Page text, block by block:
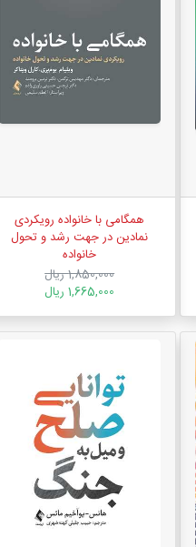
همگامی با خانواده رویکردی
نمادین در جهت رشد و تحول
خانواده
1,850,000 ریال
1,665,000 ریال